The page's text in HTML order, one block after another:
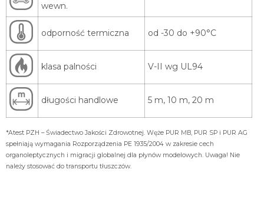
wewn.
odporność termiczna od -30 do +90°C
klasa palności V-II wg UL94
długości handlowe 5 m, 10 m, 20 m
*Atest PZH – Świadectwo Jakości Zdrowotnej. Węże PUR MB, PUR SP i PUR AG
spełniają wymagania Rozporządzenia PE 1935/2004 w zakresie cech
organoleptycznych i migracji globalnej dla płynów modelowych. Uwaga! Nie
należy stosować do transportu tłuszczów.